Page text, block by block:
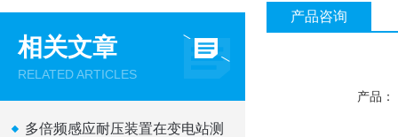
相关文章
RELATED ARTICLES
多倍频感应耐压装置在变电站测
产品咨询
产品：